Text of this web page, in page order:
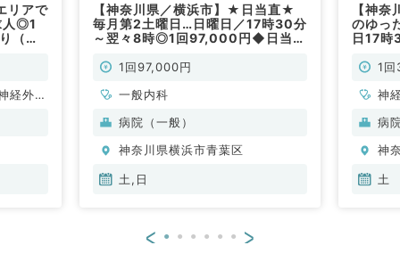
リアで
人◎1
（内
経外
【神奈川県／横浜市】★日当直★
毎月第2土曜日…日曜日／17時30分
～翌々8時◎1回97,000円◆日当直
（一般内科／非常勤）
1回97,000円
一般内科
病院（一般）
神奈川県横浜市青葉区
土,日
【神
のゆっ
日17
勤）1
神
科
内
病
神
土
< >